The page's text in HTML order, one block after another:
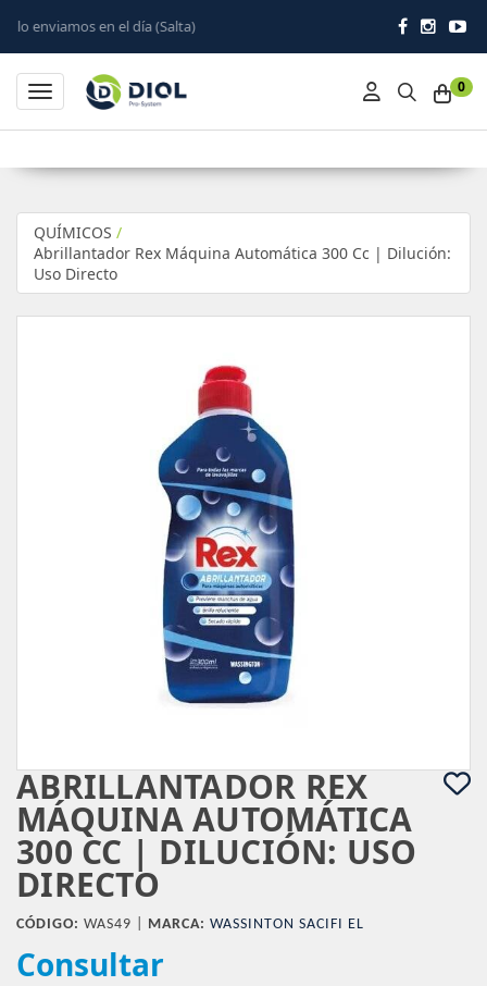
el día (Salta)
0
Toggle navigation
QUÍMICOS /
Abrillantador Rex Máquina Automática 300 Cc | Dilución:
Uso Directo
ABRILLANTADOR REX
MÁQUINA AUTOMÁTICA
300 CC | DILUCIÓN: USO
DIRECTO
CÓDIGO: WAS49 | MARCA: WASSINTON SACIFI EL
Consultar